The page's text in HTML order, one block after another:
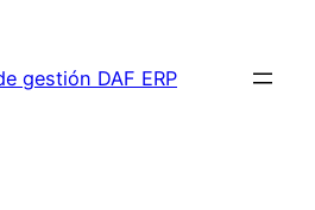
gestión DAF ERP